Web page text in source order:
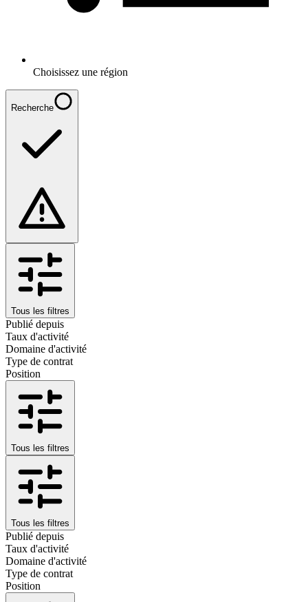
Choisissez une région
Recherche
Tous les filtres
Publié depuis
Taux d'activité
Domaine d'activité
Type de contrat
Position
Tous les filtres
Tous les filtres
Publié depuis
Taux d'activité
Domaine d'activité
Type de contrat
Position